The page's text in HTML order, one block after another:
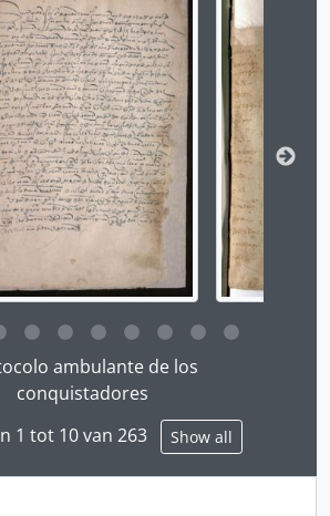
description title link will open the
ambulante de los
conquistadores
1 tot 10 van 263
Show all